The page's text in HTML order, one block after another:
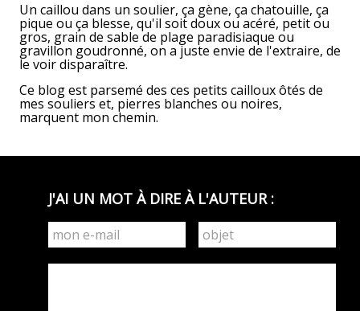
Un caillou dans un soulier, ça gène, ça chatouille, ça
pique ou ça blesse, qu'il soit doux ou acéré, petit ou
gros, grain de sable de plage paradisiaque ou
gravillon goudronné, on a juste envie de l'extraire, de
le voir disparaître.
Ce blog est parsemé des ces petits cailloux ôtés de
mes souliers et, pierres blanches ou noires,
marquent mon chemin.
J'AI UN MOT À DIRE À L'AUTEUR :